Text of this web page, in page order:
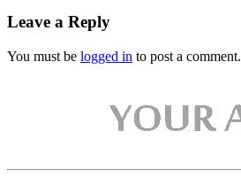
Leave a Reply
You must be logged in to post a comment.